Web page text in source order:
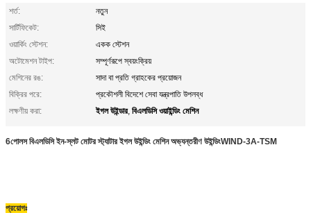
শর্ত:
নতুন
সার্টিফিকেট:
সিই
ওয়ার্কিং স্টেশন:
একক স্টেশন
অটোমেশন টাইপ:
সম্পূর্ণরূপে স্বয়ংক্রিয়
মেশিনের রঙ:
সাদা বা প্রতি গ্রাহকের প্রয়োজন
বিক্রির পরে:
প্রকৌশলী বিদেশে সেবা যন্ত্রপাতি উপলব্ধ
লক্ষণীয় করা:
ইগল উইন্ডার, বিএলডিসি ওয়াইন্ডিং মেশিন
6পোলস বিএলডিসি ইন-স্লট মোটর স্ট্যাটার ইগল উইন্ডিং মেশিন অভ্যন্তরীণ উইন্ডিংWIND-3A-TSM
প্রয়োগঃ